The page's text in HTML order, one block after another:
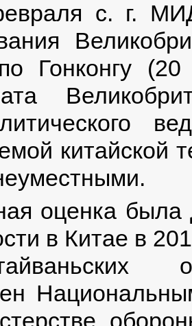
с. г.
Гонконгу
китайской
оценка
в Китае в